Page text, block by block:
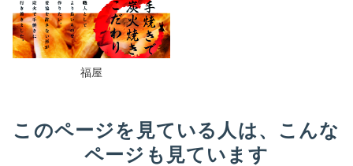
福屋
このページを見ている人は、こんな
ページも見ています